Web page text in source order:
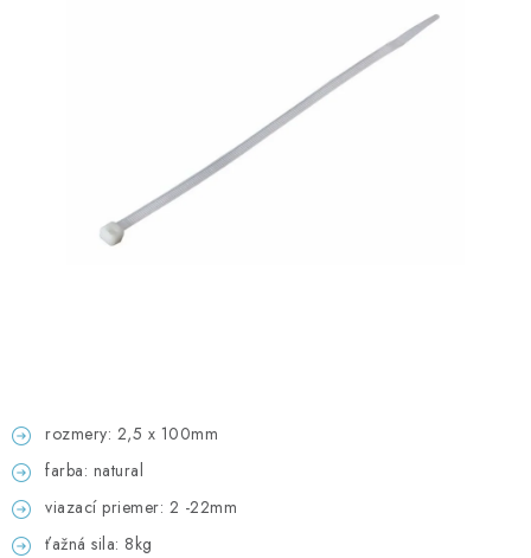
KÁBLE A KONEKTORY
OSVETLENIE
KONTAKTY
Kontakty Doprava a platba
rozmery: 2,5 x 100mm
farba: natural
viazací priemer: 2 -22mm
ťažná sila: 8kg